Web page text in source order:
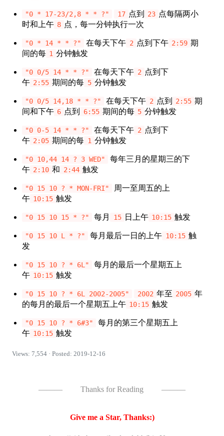
"0 * 17-23/2,8 * * ?" 17 点到 23 点每隔两小
时和上午 8 点，每一分钟执行一次
"0 * 14 * * ?" 在每天下午 2 点到下午 2:59 期
间的每 1 分钟触发
"0 0/5 14 * * ?" 在每天下午 2 点到下
午 2:55 期间的每 5 分钟触发
"0 0/5 14,18 * * ?" 在每天下午 2 点到 2:55 期
间和下午 6 点到 6:55 期间的每 5 分钟触发
"0 0-5 14 * * ?" 在每天下午 2 点到下
午 2:05 期间的每 1 分钟触发
"0 10,44 14 ? 3 WED"
每年三月的星期三的下
午 2:10 和 2:44 触发
"0 15 10 ? * MON-FRI"
周一至周五的上
午 10:15 触发
"0 15 10 15 * ?" 每月 15 日上午 10:15 触发
"0 15 10 L * ?" 每月最后一日的上午 10:15 触
发
"0 15 10 ? * 6L"
每月的最后一个星期五上
午 10:15 触发
"0 15 10 ? * 6L 2002-2005" 2002 年至 2005 年
的每月的最后一个星期五上午 10:15 触发
"0 15 10 ? * 6#3"
每月的第三个星期五上
午 10:15 触发
Views: 7,554 · Posted: 2019-12-16
——— Thanks for Reading ———
Give me a Star, Thanks:)